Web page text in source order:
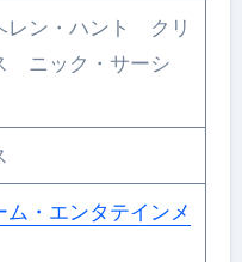
レン・ハント クリ
ニック・サーシ
・エンタテインメ